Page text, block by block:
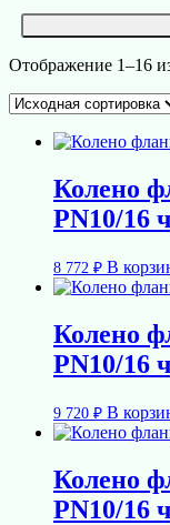
Отображение 1–16
Колено
PN10/16
8 772 ₽ В
Колено
PN10/16
9 720 ₽ В
Колено
PN10/16